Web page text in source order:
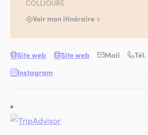
COLLIOURE
Voir mon itinéraire
Site web Site web Mail Tél.
Instagram